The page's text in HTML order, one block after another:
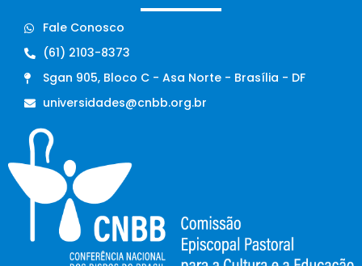
Fale Conosco
(61) 2103-8373
Sgan 905, Bloco C - Asa Norte - Brasília - DF
universidades@cnbb.org.br